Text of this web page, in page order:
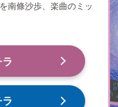
南條沙歩、楽曲のミッ